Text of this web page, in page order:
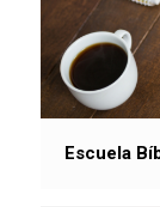
Escuela